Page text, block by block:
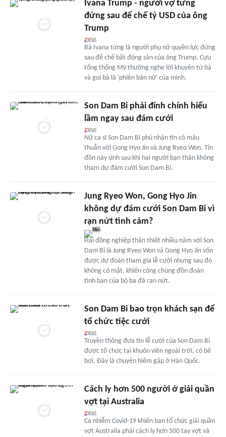
Ivana Trump - người vợ từng
đứng sau đế chế tỷ USD của ông
Trump
Bà Ivana từng là người phụ nữ quyền lực đứng
sau đế chế bất động sản của ông Trump. Cựu
tổng thống Mỹ thường nghe lời khuyên từ bà
và gọi bà là 'phiên bản nữ' của mình.
Son Dam Bi phải đính chính hiểu
lầm ngay sau đám cưới
Nữ ca sĩ Son Dam Bi phủ nhận tin cô mâu
thuẫn với Gong Hyo Jin và Jung Ryeo Won. Tin
đồn nảy sinh sau khi hai người bạn thân không
tham dự đám cưới Son Dam Bi.
Jung Ryeo Won, Gong Hyo Jin
không dự đám cưới Son Dam Bi vì
rạn nứt tình cảm?
Hai đồng nghiệp thân thiết nhiều năm với Son
Dam Bi là Jung Ryeo Won và Gong Hyo Jin vốn
được dự đoán tham gia lễ cưới nhưng sau đó
không có mặt, khiến công chúng đồn đoán
tình bạn của bộ ba đã rạn nứt.
Son Dam Bi bao trọn khách sạn để
tổ chức tiệc cưới
Truyền thông đưa tin lễ cưới của Son Dam Bi
được tổ chức tại khuôn viên ngoài trời, có bể
bơi. Đây là chuyện hiếm gặp ở Hàn Quốc.
Cách ly hơn 500 người ở giải quần
vợt tại Australia
Ca nhiễm Covid-19 khiến ban tổ chức giải quần
vợt Australia phải cách ly hơn 500 tay vợt và